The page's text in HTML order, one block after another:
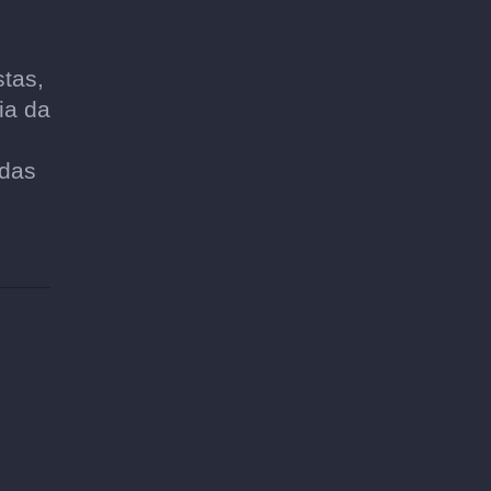
da